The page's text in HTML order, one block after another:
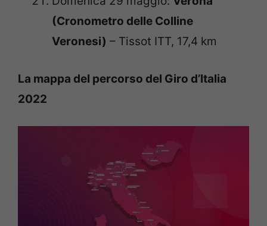
(Cronometro delle Colline
Veronesi) – Tissot ITT, 17,4 km
La mappa del percorso del Giro d’Italia
2022